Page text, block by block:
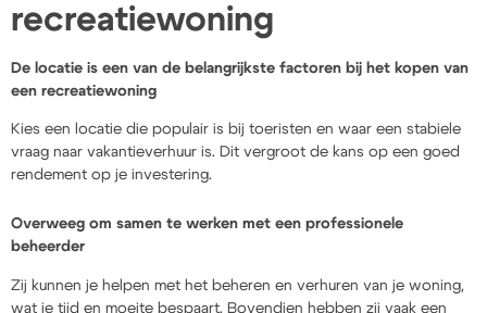
recreatiewoning
De locatie is een van de belangrijkste factoren bij het kopen van
een recreatiewoning
Kies een locatie die populair is bij toeristen en waar een stabiele
vraag naar vakantieverhuur is. Dit vergroot de kans op een goed
rendement op je investering.
Overweeg om samen te werken met een professionele
beheerder
Zij kunnen je helpen met het beheren en verhuren van je woning,
wat je tijd en moeite bespaart. Bovendien hebben zij vaak een